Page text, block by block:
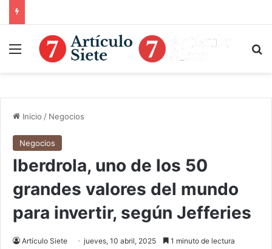
Menú
Inicio / Negocios
Negocios
Iberdrola, uno de los 50
grandes valores del mundo
para invertir, según Jefferies
Artículo Siete jueves, 10 abril, 2025 1 minuto de lectura